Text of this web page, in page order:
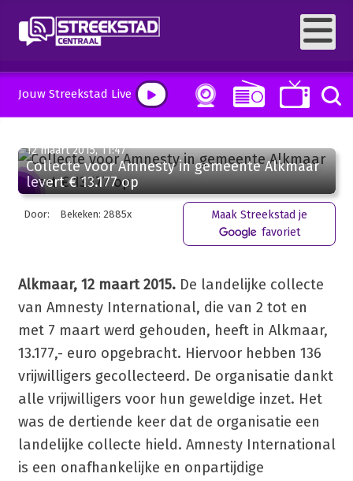
Jouw Streekstad Live
12 maart 2015, 11:47
Collecte voor Amnesty in gemeente Alkmaar
levert € 13.177 op
Door: Bekeken: 2885x
Maak Streekstad je
favoriet
Alkmaar, 12 maart 2015.De landelijke collecte
van Amnesty International, die van 2 tot en
met 7 maart werd gehouden, heeft in Alkmaar,
13.177,- euro opgebracht. Hiervoor hebben 136
vrijwilligers gecollecteerd. De organisatie dankt
alle vrijwilligers voor hun geweldige inzet. Het
was de dertiende keer dat de organisatie een
landelijke collecte hield. Amnesty International
is een onafhankelijke en onpartijdige